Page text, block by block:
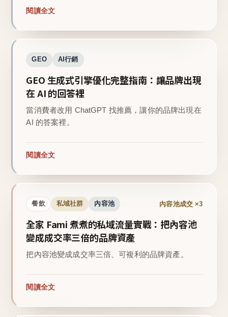
閱讀全文
GEO AI行銷
GEO 生成式引擎優化完整指南：讓品牌出現
在 AI 的回答裡
當消費者改用 ChatGPT 找推薦，讓你的品牌出現在
AI 的答案裡。
閱讀全文
餐飲 私域社群 內容池 內容池成交 ×3
全家 Fami 煮煮的私域流量實戰：把內容池
變成成交率三倍的品牌資產
把內容池變成成交率三倍、可複利的品牌資產。
閱讀全文